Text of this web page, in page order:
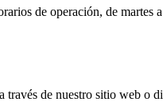
de operación, de
través de nuestro sitio web o